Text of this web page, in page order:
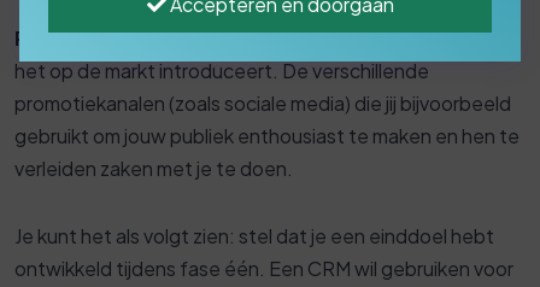
Promotie: hoe je reclame maakt voor jouw product en
het op de markt introduceert. De verschillende
promotiekanalen (zoals sociale media) die jij bijvoorbeeld
gebruikt om jouw publiek enthousiast te maken en hen te
verleiden zaken met je te doen.
Je kunt het als volgt zien: stel dat je een einddoel hebt
ontwikkeld tijdens fase één. Een CRM wil gebruiken voor